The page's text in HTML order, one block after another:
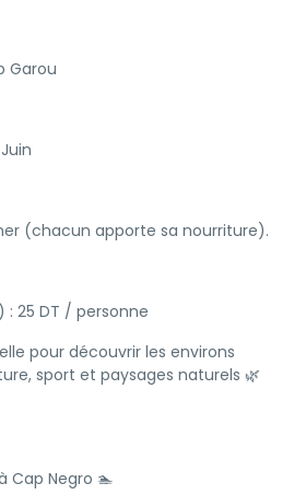
Garou
(chacun apporte sa nourriture).
: 25 DT / personne
pour découvrir les environs
sport et paysages naturels 🌿
Cap Negro 🏊